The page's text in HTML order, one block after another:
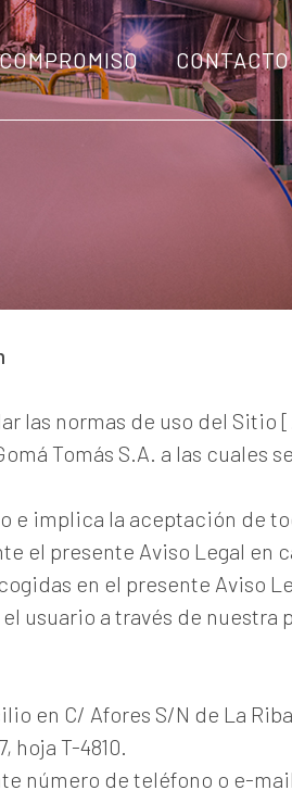
COMPROMISO CONTACTO
las normas de uso del
Tomás S.A. a las
implica la aceptación de
el presente Aviso Legal en
en el presente Aviso
usuario a través de nuestra
C/ Afores S/N de La Riba
hoja T-4810.
número de teléfono o e-